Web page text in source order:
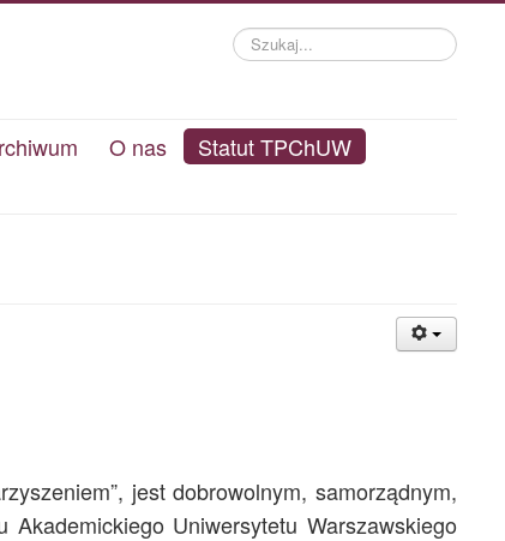
Szukaj...
O nas
Statut TPChUW
jest dobrowolnym, samorządnym,
Uniwersytetu Warszawskiego